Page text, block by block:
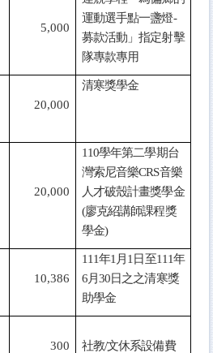
5,000
運動選手點一盞燈-
募款活動」指定射擊
隊專款專用
20,000
清寒獎學金
20,000
110學年第二學期台
灣索尼音樂CRS音樂
人才破殼計畫獎學金
(廖克紹講師課程獎
學金)
10,386
111年1月1日至111年
6月30日之之清寒獎
助學金
300 社教/文休系設備費